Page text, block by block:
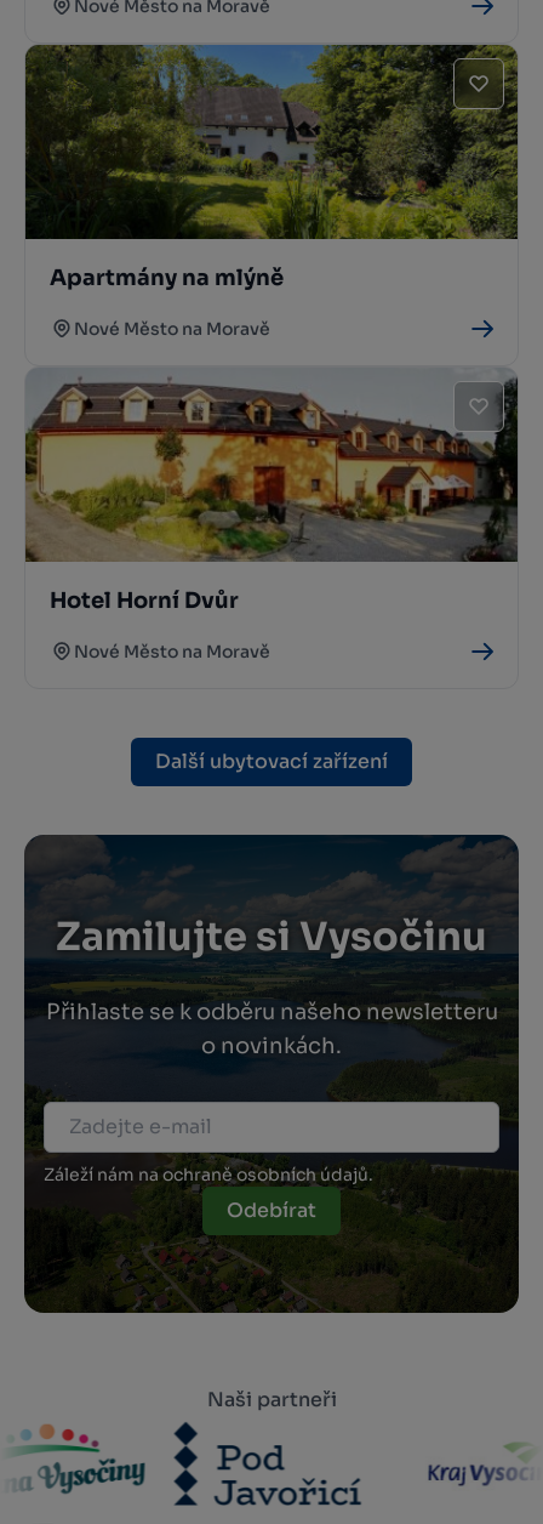
Nové Město na Moravě
Apartmány na mlýně
Nové Město na Moravě
Hotel Horní Dvůr
Nové Město na Moravě
Další ubytovací zařízení
Zamilujte si Vysočinu
Přihlaste se k odběru našeho newsletteru
o novinkách.
Záleží nám na ochraně osobních údajů.
Odebírat
Naši partneři